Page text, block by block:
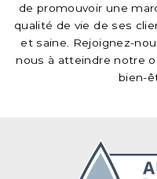
de promouvoir une
qualité de vie de ses
et saine. Rejoignez-
nous à atteindre notre
bien-